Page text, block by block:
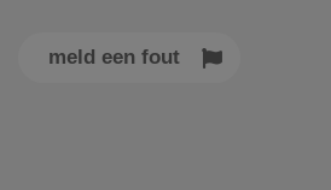
meld een fout